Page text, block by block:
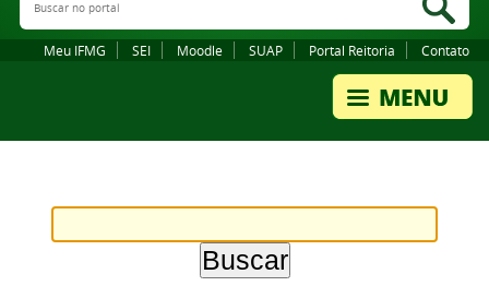
Meu IFMG SEI Moodle SUAP Portal Reitoria Contato